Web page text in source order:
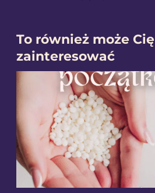
To również może Cię
zainteresować